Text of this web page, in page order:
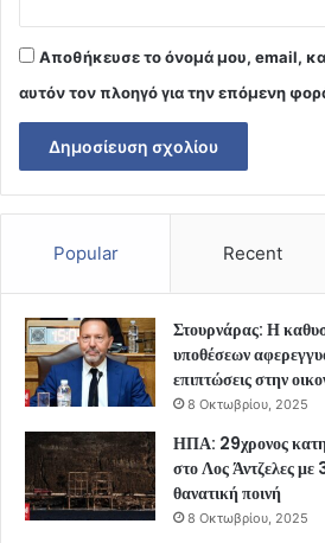
Αποθήκευσε το όνομά μου, email,
αυτόν τον πλοηγό για την επόμενη
Popular Recent
Στουρνάρας: Η
υποθέσεων
επιπτώσεις στην
8 Οκτωβρίου, 2025
ΗΠΑ: 29χρονος
στο Λος Άντζελες
θανατική ποινή
8 Οκτωβρίου, 2025